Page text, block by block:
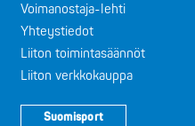
Voimanostaja-lehti
Yhteystiedot
Liiton toimintasäännöt
Liiton verkkokauppa
Suomisport